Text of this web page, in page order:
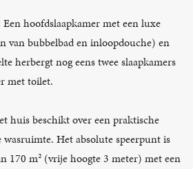
hoofdslaapkamer met een luxe
van bubbelbad en inloopdouche) en
herbergt nog eens twee slaapkamers
met toilet.
huis beschikt over een praktische
Het absolute speerpunt is
170 m² (vrije hoogte 3 meter) met een